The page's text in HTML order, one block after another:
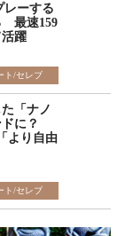
レーする
最速159
躍
ト/セレブ
「ナノ
ドに？
より自由
ト/セレブ